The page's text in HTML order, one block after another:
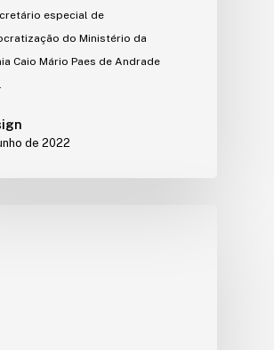
especial de
do Ministério da
Caio Mário Paes de Andrade
de 2022